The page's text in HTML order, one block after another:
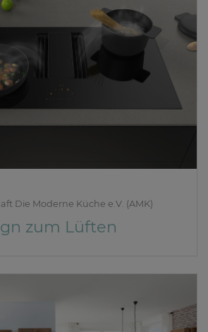
Die Moderne Küche e.V. (AMK)
zum Lüften